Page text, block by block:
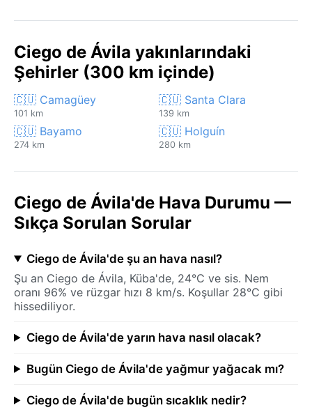
Ciego de Ávila yakınlarındaki
Şehirler (300 km içinde)
🇨🇺 Camagüey
101 km
🇨🇺 Santa Clara
139 km
🇨🇺 Bayamo
274 km
🇨🇺 Holguín
280 km
Ciego de Ávila'de Hava Durumu —
Sıkça Sorulan Sorular
Ciego de Ávila'de şu an hava nasıl?
Şu an Ciego de Ávila, Küba'de, 24°C ve sis. Nem
oranı 96% ve rüzgar hızı 8 km/s. Koşullar 28°C gibi
hissediliyor.
Ciego de Ávila'de yarın hava nasıl olacak?
Bugün Ciego de Ávila'de yağmur yağacak mı?
Ciego de Ávila'de bugün sıcaklık nedir?